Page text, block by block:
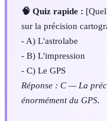
🧠 Quiz rapide :
sur la précision
- A) L'astrolabe
- B) L'impression
- C) Le GPS
Réponse : C — La
énormément du GPS.